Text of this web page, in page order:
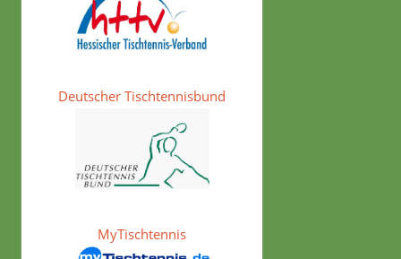
Deutscher Tischtennisbund
MyTischtennis